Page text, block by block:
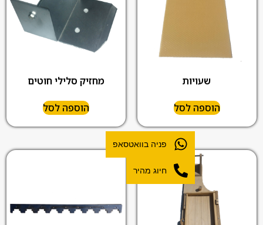
שעויות
הוספה לסל
מחזיק סלילי חוטים
הוספה לסל
פניה בוואטסאפ
חיוג מהיר